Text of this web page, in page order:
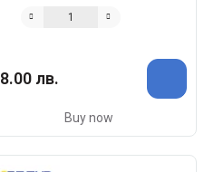
лв.
Buy now